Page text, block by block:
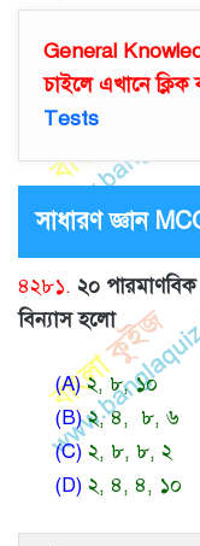
General
চাইলে এখানে
Tests
সাধারণ জ্ঞান
৪২৮১. ২০ পারমাণবিক
বিন্যাস হলো
(A)২, ৮, ১০
(B)২, ৪, ৮, ৬
(C) ২, ৮, ৮, ২
(D) ২, ৪, ৪, ১০